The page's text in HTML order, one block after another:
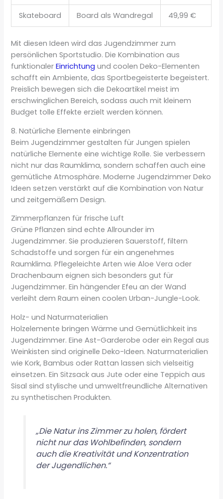
Skateboard Board als Wandregal 49,99 €
Mit diesen Ideen wird das Jugendzimmer zum
persönlichen Sportstudio. Die Kombination aus
funktionalerEinrichtung und coolen Deko-Elementen
schafft ein Ambiente, das Sportbegeisterte begeistert.
Preislich bewegen sich die Dekoartikel meist im
erschwinglichen Bereich, sodass auch mit kleinem
Budget tolle Effekte erzielt werden können.
8. Natürliche Elemente einbringen
Beim Jugendzimmer gestalten für Jungen spielen
natürliche Elemente eine wichtige Rolle. Sie verbessern
nicht nur das Raumklima, sondern schaffen auch eine
gemütliche Atmosphäre. Moderne Jugendzimmer Deko
Ideen setzen verstärkt auf die Kombination von Natur
und zeitgemäßem Design.
Zimmerpflanzen für frische Luft
Grüne Pflanzen sind echte Allrounder im
Jugendzimmer. Sie produzieren Sauerstoff, filtern
Schadstoffe und sorgen für ein angenehmes
Raumklima. Pflegeleichte Arten wie Aloe Vera oder
Drachenbaum eignen sich besonders gut für
Jugendzimmer. Ein hängender Efeu an der Wand
verleiht dem Raum einen coolen Urban-Jungle-Look.
Holz- und Naturmaterialien
Holzelemente bringen Wärme und Gemütlichkeit ins
Jugendzimmer. Eine Ast-Garderobe oder ein Regal aus
Weinkisten sind originelle Deko-Ideen. Naturmaterialien
wie Kork, Bambus oder Rattan lassen sich vielseitig
einsetzen. Ein Sitzsack aus Jute oder eine Teppich aus
Sisal sind stylische und umweltfreundliche Alternativen
zu synthetischen Produkten.
„Die Natur ins Zimmer zu holen, fördert
nicht nur das Wohlbefinden, sondern
auch die Kreativität und Konzentration
der Jugendlichen.“